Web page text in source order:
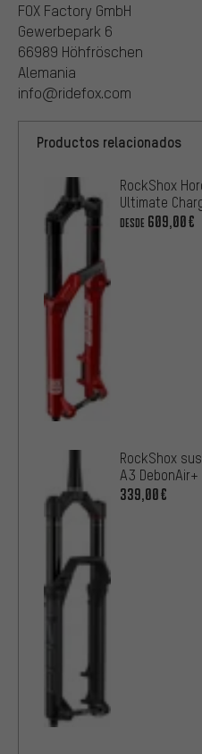
FOX Factory GmbH
Gewerbepark 6
66989 Höhfröschen
Alemania
info@ridefox.com
Productos relacionados
RockShox
Ultimate
DESDE 609,00€
RockShox
A3
339,00€